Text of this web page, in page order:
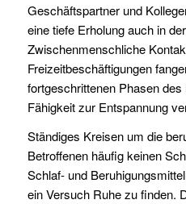
Geschäftspartner und
eine tiefe Erholung auch in
Zwischenmenschliche
Freizeitbeschäftigungen
fortgeschrittenen Phasen
Fähigkeit zur Entspannung
Ständiges Kreisen um die
Betroffenen häufig keinen
Schlaf- und
ein Versuch Ruhe zu finden.